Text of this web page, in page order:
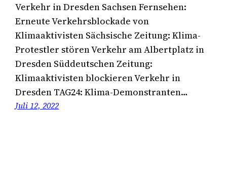
Verkehr in Dresden Sachsen Fernsehen:
Erneute Verkehrsblockade von
Klimaaktivisten Sächsische Zeitung: Klima-
Protestler stören Verkehr am Albertplatz in
Dresden Süddeutschen Zeitung:
Klimaaktivisten blockieren Verkehr in
Dresden TAG24: Klima-Demonstranten…
Juli 12, 2022